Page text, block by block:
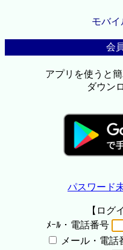
モバイ
会
アプリを使うと
ダウン
パスワード
【ログ
ﾒｰﾙ・電話番号
メール・電話